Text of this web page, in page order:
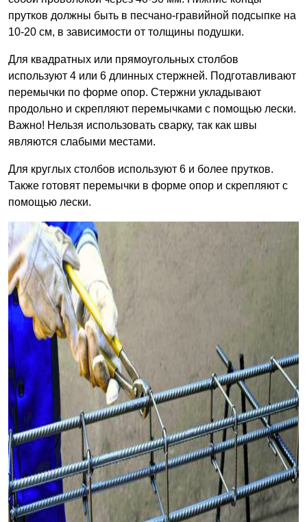
прутков должны быть в песчано-гравийной подсыпке на
10-20 см, в зависимости от толщины подушки.
Для квадратных или прямоугольных столбов
используют 4 или 6 длинных стержней. Подготавливают
перемычки по форме опор. Стержни укладывают
продольно и скрепляют перемычками с помощью лески.
Важно! Нельзя использовать сварку, так как швы
являются слабыми местами.
Для круглых столбов используют 6 и более прутков.
Также готовят перемычки в форме опор и скрепляют с
помощью лески.